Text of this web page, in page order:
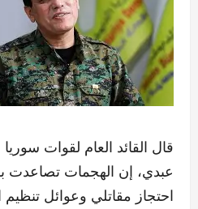
قال القائد العام لقوات
عبدي، إن الهجمات
احتجاز مقاتلي وعوائل